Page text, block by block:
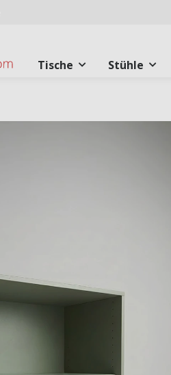
Tische Stühle